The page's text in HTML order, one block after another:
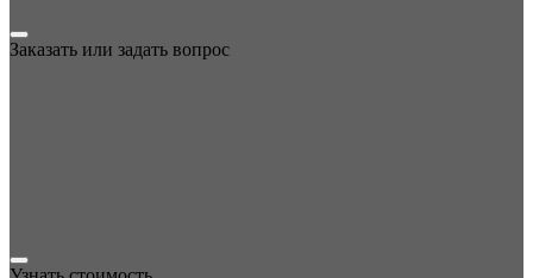
Заказать или задать вопрос